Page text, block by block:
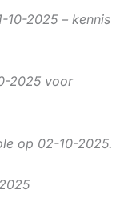
10-2025 – kennis
2025 voor
op 02-10-2025.